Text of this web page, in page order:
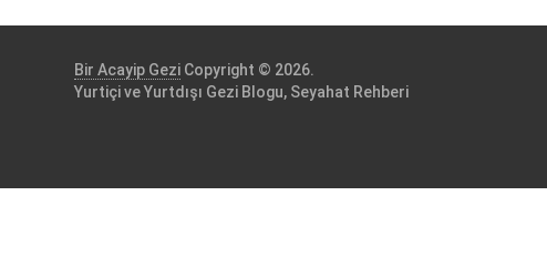
Bir Acayip Gezi Copyright © 2026.
Yurtiçi ve Yurtdışı Gezi Blogu, Seyahat Rehberi